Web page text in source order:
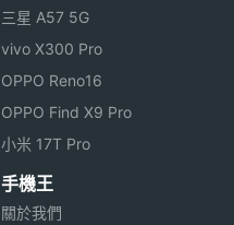
三星 A57 5G
vivo X300 Pro
OPPO Reno16
OPPO Find X9 Pro
小米 17T Pro
手機王
關於我們